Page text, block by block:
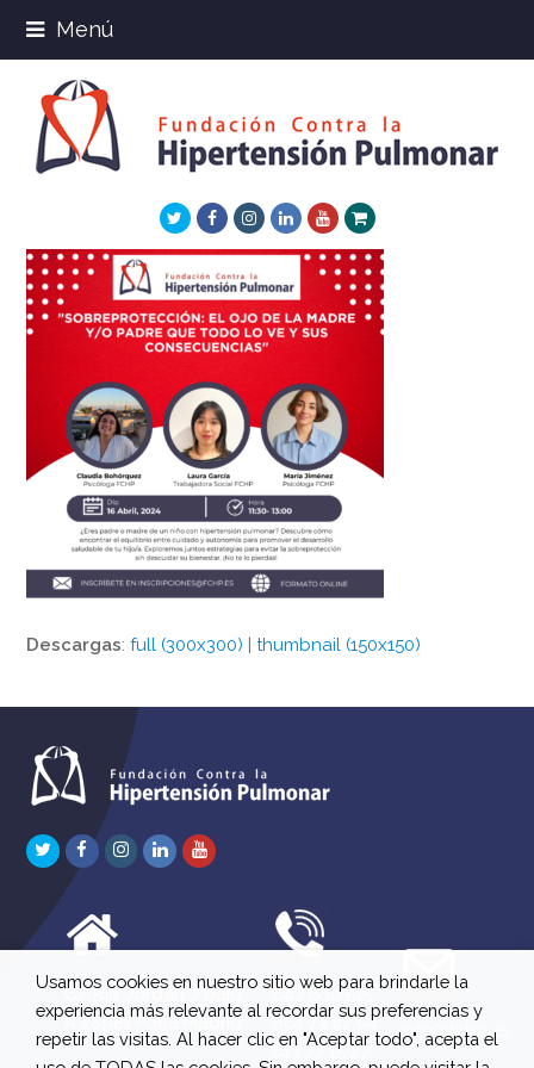
Menú
TwitterFacebookInstagram
LinkedInYoutube
Xing
Descargas:full (300x300) |thumbnail (150x150)
TwitterFacebook
Instagram
LinkedInYoutube
C/ Río Jordán 7 bajo
A 28981 Parla Madrid
647 630 515
661 73 42 04
613 22 15 27
info@fchp.es
Usamos cookies en nuestro sitio web para brindarle la
experiencia más relevante al recordar sus preferencias y
repetir las visitas. Al hacer clic en "Aceptar todo", acepta el